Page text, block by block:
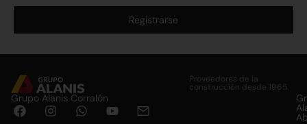
Registrarse
Proveedores de la
construcción desde 1965.
Grupo Alanis Corralón